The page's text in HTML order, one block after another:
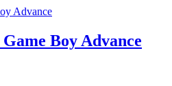
Boy Advance